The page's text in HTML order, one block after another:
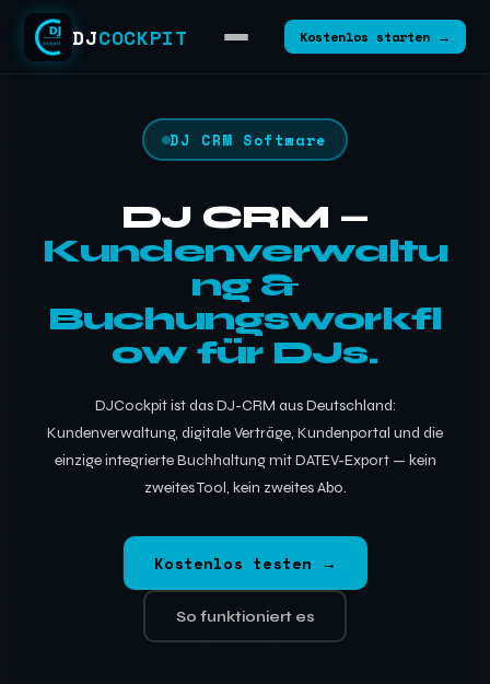
DJCOCKPIT Kostenlos starten →
DJ CRM Software
DJ CRM —
Kundenverwaltu
ng &
Buchungsworkfl
ow für DJs.
DJCockpit ist das DJ-CRM aus Deutschland:
Kundenverwaltung, digitale Verträge, Kundenportal und die
einzige integrierte Buchhaltung mit DATEV-Export — kein
zweites Tool, kein zweites Abo.
Kostenlos testen →
So funktioniert es